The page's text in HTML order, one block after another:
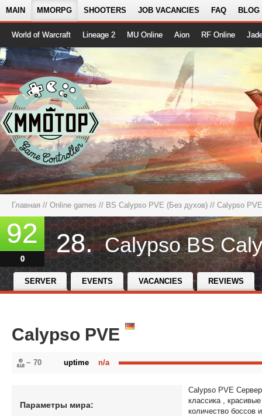
MAIN MMORPG SHOOTERS JOB VACANCIES FAQ BLOG
World of Warcraft Lineage 2 MU Online Aion RF Online
Главная // Online games // BS Calypso PVE (Без духов) // Calypso PVE
92
0
28. Calypso BS
SERVER EVENTS VACANCIES REVIEWS
Calypso PVE
~ 70 n/a
uptime
Параметры мира:
Calypso PVE
классика ,
количество боссов